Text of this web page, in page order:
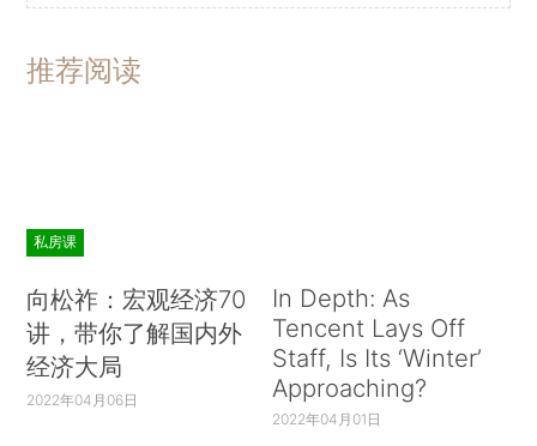
推荐阅读
私房课
向松祚：宏观经济70
讲，带你了解国内外
经济大局
2022年04月06日
In Depth: As
Tencent Lays Off
Staff, Is Its ‘Winter’
Approaching?
2022年04月01日